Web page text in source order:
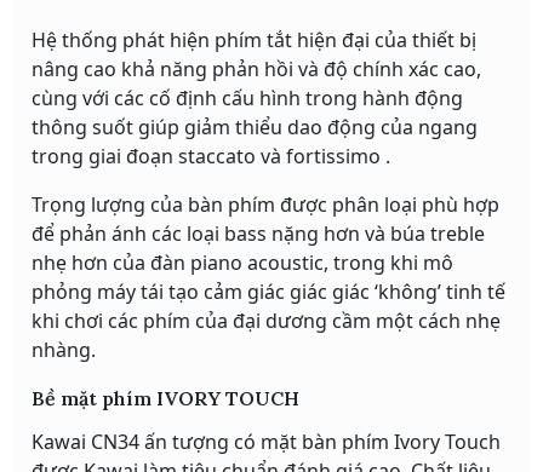
Hệ thống phát hiện phím tắt hiện đại của thiết bị
nâng cao khả năng phản hồi và độ chính xác cao,
cùng với các cố định cấu hình trong hành động
thông suốt giúp giảm thiểu dao động của ngang
trong giai đoạn staccato và fortissimo .
Trọng lượng của bàn phím được phân loại phù hợp
để phản ánh các loại bass nặng hơn và búa treble
nhẹ hơn của đàn piano acoustic, trong khi mô
phỏng máy tái tạo cảm giác giác giác ‘không’ tinh tế
khi chơi các phím của đại dương cầm một cách nhẹ
nhàng.
Bề mặt phím IVORY TOUCH
Kawai CN34 ấn tượng có mặt bàn phím Ivory Touch